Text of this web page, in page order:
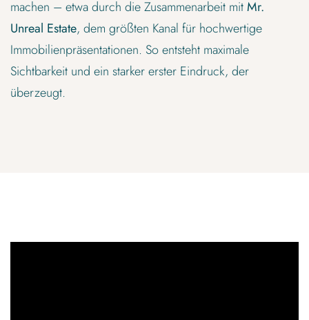
machen – etwa durch die Zusammenarbeit mitMr.
Unreal Estate, dem größten Kanal für hochwertige
Immobilienpräsentationen. So entsteht maximale
Sichtbarkeit und ein starker erster Eindruck, der
überzeugt.